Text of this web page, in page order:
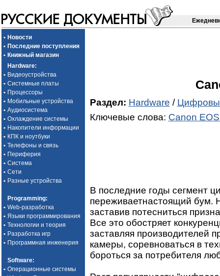
• Новости
• Последние поступления
• Книжный магазин
Hardware:
• Видеоустройства
• Системные платы
• Процессоры
• Мобильные устройства
• Аудиосистема
• Охлаждение системы
• Накопители информации
• КПК и ноутбуки
• Телефоны и связь
• Периферия
• Система
• Сети
• Разные устройства
Programming:
• Web-разработка
• Языки программирования
• Технологии и теория
• Разработка игр
• Программная инженерия
Software:
• Операционные системы
Раздел: Hardware /
Ключевые слова: Canon
В последние годы сегмент
переживаетнастоящий бум.
заставив потесниться
Все это обостряет
заставляя производителей
камеры, соревноваться в
бороться за потребителя